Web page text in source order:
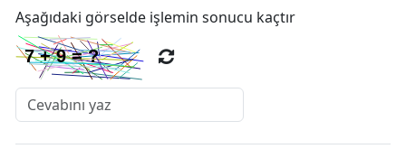
Aşağıdaki görselde işlemin sonucu kaçtır